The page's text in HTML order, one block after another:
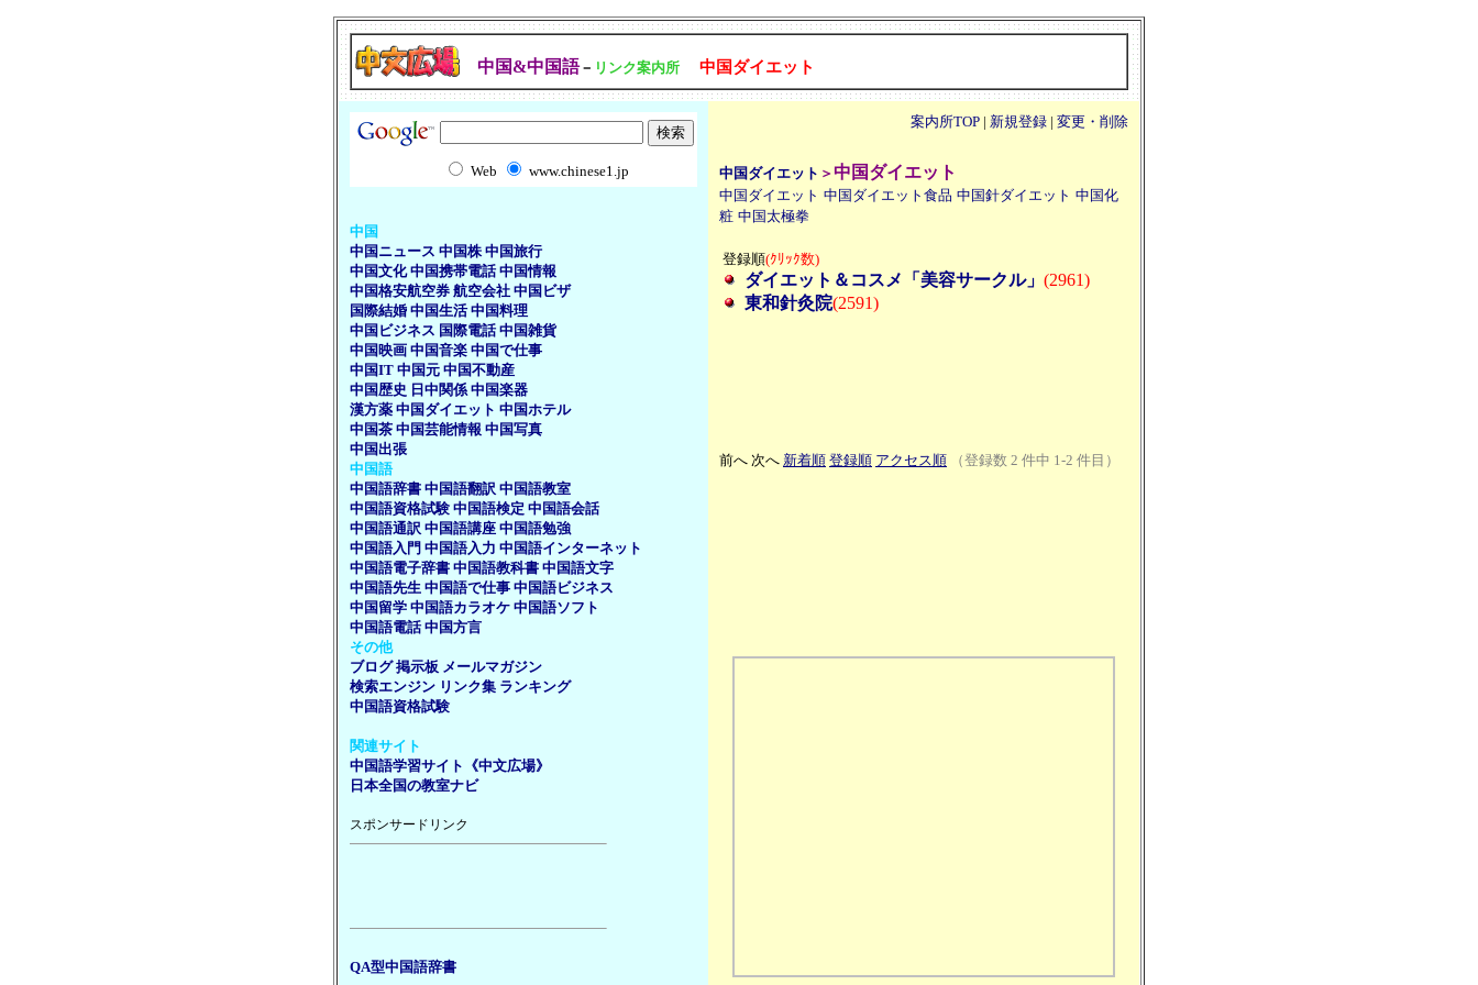
中国&中国語－ リンク案内所 中国ダイエット
Web www.chinese1.jp
中国
中国ニュース 中国株 中国旅行
中国文化 中国携帯電話 中国情報
中国格安航空券 航空会社 中国ビザ
国際結婚 中国生活 中国料理
中国ビジネス 国際電話 中国雑貨
中国映画 中国音楽 中国で仕事
中国IT 中国元 中国不動産
中国歴史 日中関係 中国楽器
漢方薬 中国ダイエット 中国ホテル
中国茶 中国芸能情報 中国写真
中国出張
中国語
中国語辞書 中国語翻訳 中国語教室
中国語資格試験 中国語検定 中国語会話
中国語通訳 中国語講座 中国語勉強
中国語入門 中国語入力 中国語インターネット
中国語電子辞書 中国語教科書 中国語文字
中国語先生 中国語で仕事 中国語ビジネス
中国留学 中国語カラオケ 中国語ソフト
中国語電話 中国方言
その他
ブログ 掲示板 メールマガジン
検索エンジン リンク集 ランキング
中国語資格試験
関連サイト
中国語学習サイト《中文広場》
日本全国の教室ナビ
スポンサードリンク
QA型中国語辞書
案内所TOP | 新規登録 | 変更・削除
中国ダイエット ＞ 中国ダイエット
中国ダイエット 中国ダイエット食品 中国針ダイエット 中国化
粧 中国太極拳
登録順(ｸﾘｯｸ数)
ダイエット＆コスメ「美容サークル」 (2961)
東和針灸院(2591)
前へ 次へ 新着順 登録順 アクセス順 （登録数 2 件中 1-2 件目）